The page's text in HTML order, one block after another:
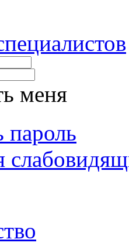
меня
пароль